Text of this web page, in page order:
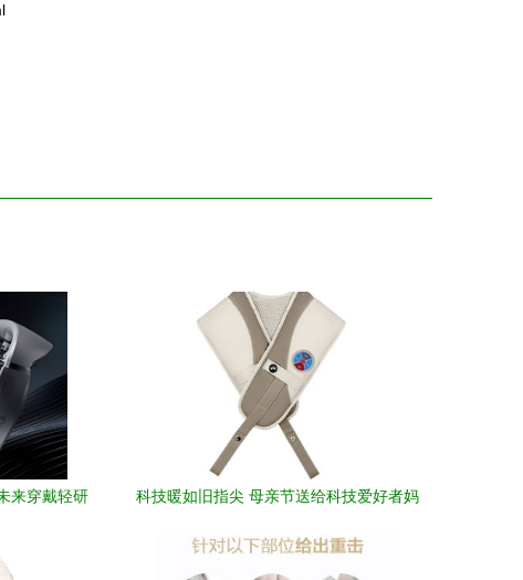
来穿戴轻研
科技暖如旧指尖 母亲节送给科技爱好者妈